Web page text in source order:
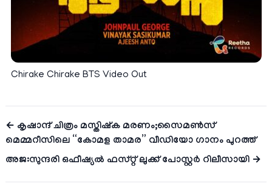
Chirake Chirake BTS Video Out
← കൃഷാന്ദ് ചിത്രം മസ്തിഷ്ക മരണം;സൈമൺസ്
മെമ്മറീസിലെ “കോമള താമര” വീഡിയോ ഗാനം പുറത്ത്
അജ:സുന്ദരി ഒഫീഷ്യൽ ഫസ്റ്റ് ലുക്ക് പോസ്റ്റർ റിലീസായി →